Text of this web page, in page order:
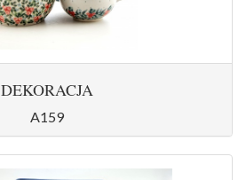
DEKORACJA
A159